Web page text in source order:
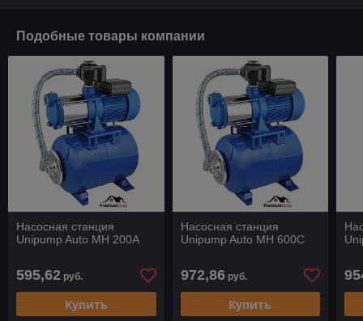
Подобные товары компании
Насосная станция
Unipump Auto MH 200A
595,62 руб.
Купить
Насосная станция
Unipump Auto MH 600C
972,86руб.
Купить